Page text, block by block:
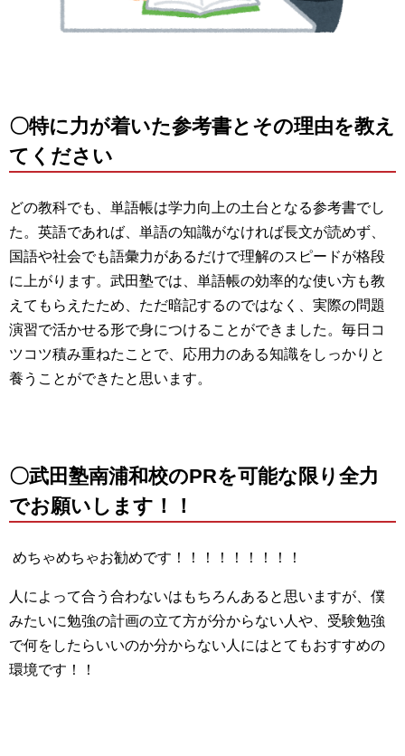
〇特に力が着いた参考書とその理由を教え
てください
どの教科でも、単語帳は学力向上の土台となる参考書でし
た。英語であれば、単語の知識がなければ長文が読めず、
国語や社会でも語彙力があるだけで理解のスピードが格段
に上がります。武田塾では、単語帳の効率的な使い方も教
えてもらえたため、ただ暗記するのではなく、実際の問題
演習で活かせる形で身につけることができました。毎日コ
ツコツ積み重ねたことで、応用力のある知識をしっかりと
養うことができたと思います。
〇武田塾南浦和校のPRを可能な限り全力
でお願いします！！
めちゃめちゃお勧めです！！！！！！！！！
人によって合う合わないはもちろんあると思いますが、僕
みたいに勉強の計画の立て方が分からない人や、受験勉強
で何をしたらいいのか分からない人にはとてもおすすめの
環境です！！